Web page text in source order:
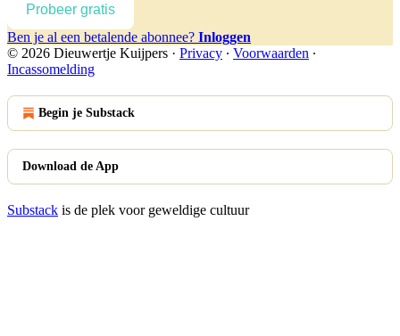
Probeer gratis
Ben je al een betalende abonnee? Inloggen
© 2026 Dieuwertje Kuijpers · Privacy ∙ Voorwaarden ∙
Incassomelding
Begin je Substack
Download de App
Substack is de plek voor geweldige cultuur